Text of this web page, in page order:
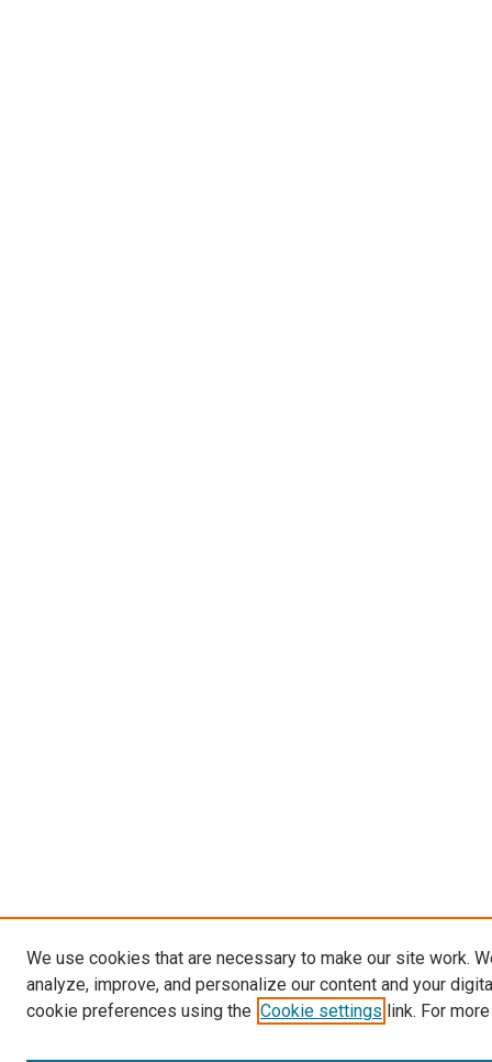
We use cookies that are necessary to make our site work.
analyze, improve, and personalize our content and your
cookie preferences using the Cookie settings link. For